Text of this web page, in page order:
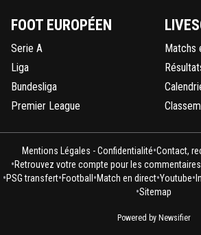
FOOT EUROPÉEN
Serie A
Liga
Bundesliga
Premier League
Matchs
Mentions Légales - Confidentialité•Contact,
•Retrouvez votre compte pour les
•PSG transfert•Football •Match en direct•Youtube•
•Sitemap
Powered by Newsifier